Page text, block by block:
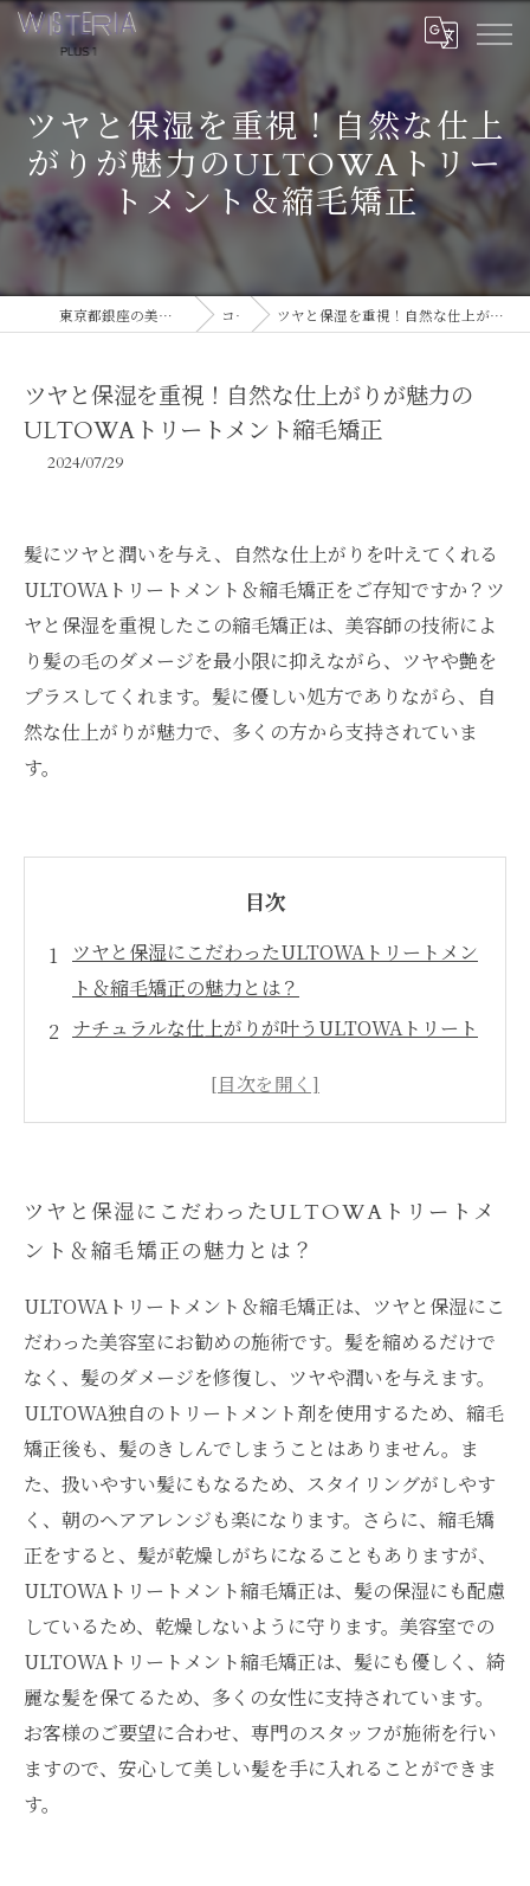
ツヤと保湿を重視！自然な仕上
がりが魅力のULTOWAトリー
トメント＆縮毛矯正
東京都銀座の美容室ならWISTERIA PLUS 1 コラム ツヤと保湿を重視！自然な仕上がりが魅力のULTOWAトリートメント縮毛矯正
ツヤと保湿を重視！自然な仕上がりが魅力の
ULTOWAトリートメント縮毛矯正
2024/07/29
髪にツヤと潤いを与え、自然な仕上がりを叶えてくれる
ULTOWAトリートメント＆縮毛矯正をご存知ですか？ツ
ヤと保湿を重視したこの縮毛矯正は、美容師の技術によ
り髪の毛のダメージを最小限に抑えながら、ツヤや艶を
プラスしてくれます。髪に優しい処方でありながら、自
然な仕上がりが魅力で、多くの方から支持されていま
す。
目次
ツヤと保湿にこだわったULTOWAトリートメン
ト＆縮毛矯正の魅力とは？
ナチュラルな仕上がりが叶うULTOWAトリート
ULTOWAトリートメント縮毛矯正の保湿力で美
しい髪の毛に変身！
自然な質感が手軽に手に入るULTOWAトリート
メント縮毛矯正を体験してみた
ツヤと保湿にこだわったULTOWAトリートメ
ント＆縮毛矯正の魅力とは？
ULTOWAトリートメント＆縮毛矯正は、ツヤと保湿にこ
だわった美容室にお勧めの施術です。髪を縮めるだけで
なく、髪のダメージを修復し、ツヤや潤いを与えます。
ULTOWA独自のトリートメント剤を使用するため、縮毛
矯正後も、髪のきしんでしまうことはありません。ま
た、扱いやすい髪にもなるため、スタイリングがしやす
く、朝のヘアアレンジも楽になります。さらに、縮毛矯
正をすると、髪が乾燥しがちになることもありますが、
ULTOWAトリートメント縮毛矯正は、髪の保湿にも配慮
しているため、乾燥しないように守ります。美容室での
ULTOWAトリートメント縮毛矯正は、髪にも優しく、綺
麗な髪を保てるため、多くの女性に支持されています。
お客様のご要望に合わせ、専門のスタッフが施術を行い
ますので、安心して美しい髪を手に入れることができま
す。